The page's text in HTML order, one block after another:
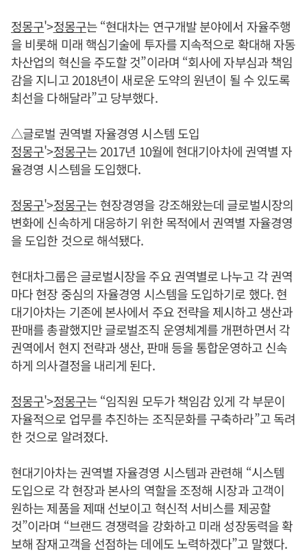
정몽구'>정몽구는 “현대차는 연구개발 분야에서 자율주행
을 비롯해 미래 핵심기술에 투자를 지속적으로 확대해 자동
차산업의 혁신을 주도할 것”이라며 “회사에 자부심과 책임
감을 지니고 2018년이 새로운 도약의 원년이 될 수 있도록
최선을 다해달라”고 당부했다.
△글로벌 권역별 자율경영 시스템 도입
정몽구'>정몽구는 2017년 10월에 현대기아차에 권역별 자
율경영 시스템을 도입했다.
정몽구'>정몽구는 현장경영을 강조해왔는데 글로벌시장의
변화에 신속하게 대응하기 위한 목적에서 권역별 자율경영
을 도입한 것으로 해석됐다.
현대차그룹은 글로벌시장을 주요 권역별로 나누고 각 권역
마다 현장 중심의 자율경영 시스템을 도입하기로 했다. 현
대기아차는 기존에 본사에서 주요 전략을 제시하고 생산과
판매를 총괄했지만 글로벌조직 운영체계를 개편하면서 각
권역에서 현지 전략과 생산, 판매 등을 통합운영하고 신속
하게 의사결정을 내리게 된다.
정몽구'>정몽구는 “임직원 모두가 책임감 있게 각 부문이
자율적으로 업무를 추진하는 조직문화를 구축하라”고 독려
한 것으로 알려졌다.
현대기아차는 권역별 자율경영 시스템과 관련해 “시스템
도입으로 각 현장과 본사의 역할을 조정해 시장과 고객이
원하는 제품을 제때 선보이고 혁신적 서비스를 제공할
것”이라며 “브랜드 경쟁력을 강화하고 미래 성장동력을 확
보해 잠재고객을 선점하는 데에도 노력하겠다”고 말했다.